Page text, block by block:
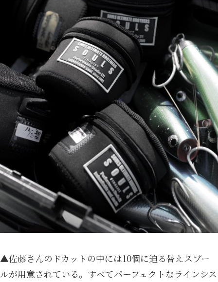
▲佐藤さんのドカットの中には10個に迫る替えスプー
ルが用意されている。すべてパーフェクトなラインシス